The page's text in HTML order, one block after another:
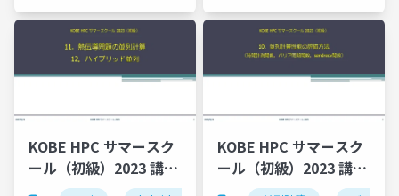
室
KOBE HPC サマースク
ール（初級）2023 講義
12
KOBE HPC サマースク
ール（初級）2023 講義
11